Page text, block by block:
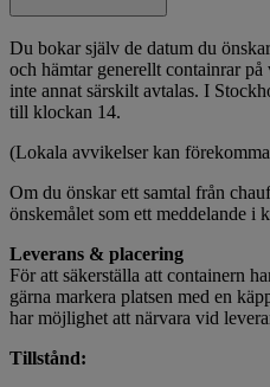
Du bokar själv de datum du
och hämtar generellt containrar
inte annat särskilt avtalas. I
till klockan 14.
(Lokala avvikelser kan
Om du önskar ett samtal från
önskemålet som ett meddelande i
Leverans & placering
För att säkerställa att containern
gärna markera platsen med en
har möjlighet att närvara vid
Tillstånd: